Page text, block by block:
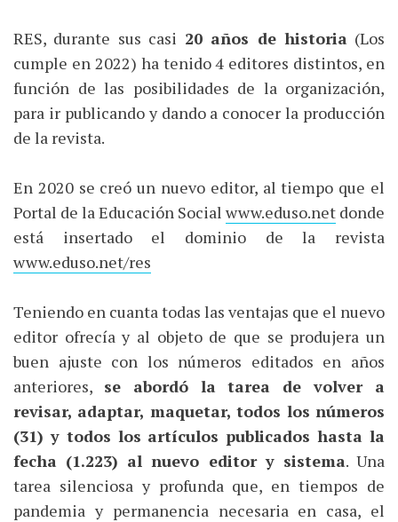
RES, durante sus casi 20 años de historia (Los
cumple en 2022) ha tenido 4 editores distintos, en
función de las posibilidades de la organización,
para ir publicando y dando a conocer la producción
de la revista.
En 2020 se creó un nuevo editor, al tiempo que el
Portal de la Educación Social www.eduso.net donde
está insertado el dominio de la revista
www.eduso.net/res
Teniendo en cuanta todas las ventajas que el nuevo
editor ofrecía y al objeto de que se produjera un
buen ajuste con los números editados en años
anteriores, se abordó la tarea de volver a
revisar, adaptar, maquetar, todos los números
(31) y todos los artículos publicados hasta la
fecha (1.223) al nuevo editor y sistema. Una
tarea silenciosa y profunda que, en tiempos de
pandemia y permanencia necesaria en casa, el